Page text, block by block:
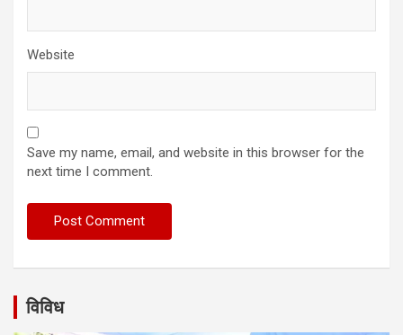
Website
Save my name, email, and website in this browser for the
next time I comment.
विविध